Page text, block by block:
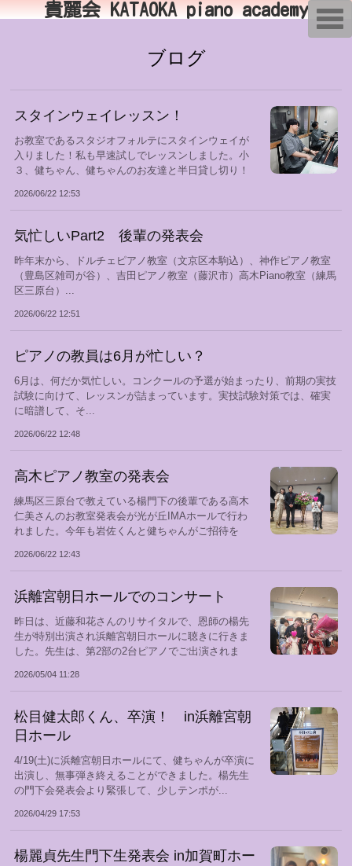
貴麗会 KATAOKA piano academy
ブログ
スタインウェイレッスン！
お教室であるスタジオフォルテにスタインウェイが
入りました！私も早速試しでレッスンしました。小
３、健ちゃん、健ちゃんのお友達と半日貸し切り！
2026/06/22 12:53
気忙しいPart2 後輩の発表会
昨年末から、ドルチェピアノ教室（文京区本駒込）、神作ピアノ教室
（豊島区雑司が谷）、吉田ピアノ教室（藤沢市）高木Piano教室（練馬
区三原台）...
2026/06/22 12:51
ピアノの教員は6月が忙しい？
6月は、何だか気忙しい。コンクールの予選が始まったり、前期の実技
試験に向けて、レッスンが詰まっています。実技試験対策では、確実
に暗譜して、そ...
2026/06/22 12:48
高木ピアノ教室の発表会
練馬区三原台で教えている楊門下の後輩である高木
仁美さんのお教室発表会が光が丘IMAホールで行わ
れました。今年も岩佐くんと健ちゃんがご招待を
2026/06/22 12:43
浜離宮朝日ホールでのコンサート
昨日は、近藤和花さんのリサイタルで、恩師の楊先
生が特別出演され浜離宮朝日ホールに聴きに行きま
した。先生は、第2部の2台ピアノでご出演されま
2026/05/04 11:28
松目健太郎くん、卒演！ in浜離宮朝
日ホール
4/19(土)に浜離宮朝日ホールにて、健ちゃんが卒演に
出演し、無事弾き終えることができました。楊先生
の門下会発表会より緊張して、少しテンポが...
2026/04/29 17:53
楊麗貞先生門下生発表会 in加賀町ホー
T
o
g
v
g
a
t
i